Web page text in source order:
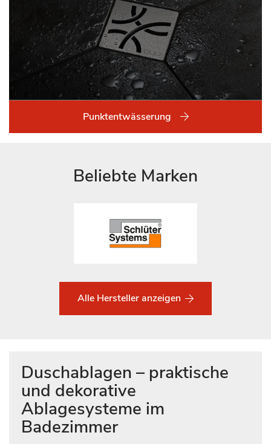
Punktentwässerung
Beliebte Marken
Alle Hersteller anzeigen
Duschablagen – praktische
und dekorative
Ablagesysteme im
Badezimmer